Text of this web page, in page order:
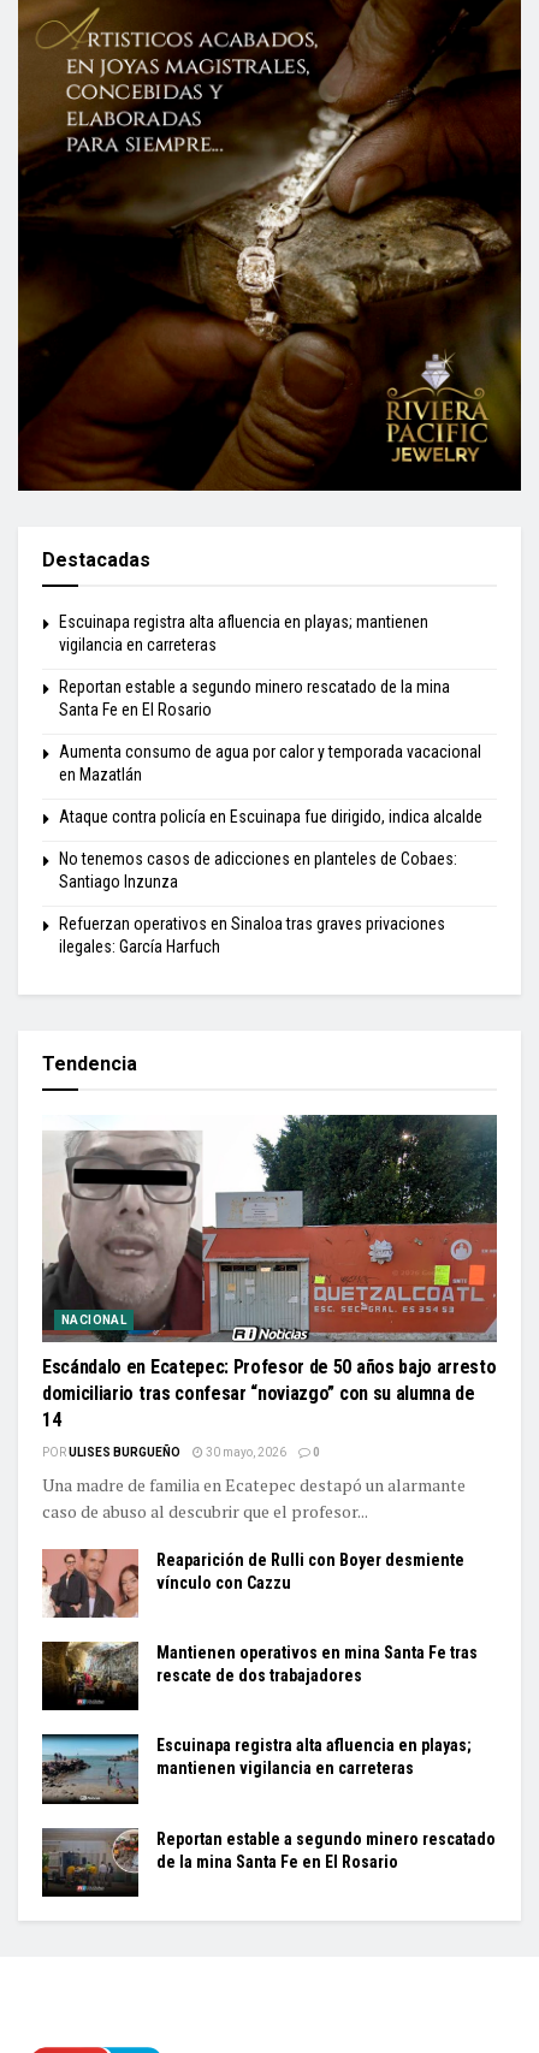
Destacadas
Escuinapa registra alta afluencia en playas; mantienen
vigilancia en carreteras
Reportan estable a segundo minero rescatado de la mina
Santa Fe en El Rosario
Aumenta consumo de agua por calor y temporada vacacional
en Mazatlán
Ataque contra policía en Escuinapa fue dirigido, indica alcalde
No tenemos casos de adicciones en planteles de Cobaes:
Santiago Inzunza
Refuerzan operativos en Sinaloa tras graves privaciones
ilegales: García Harfuch
Tendencia
NACIONAL
Escándalo en Ecatepec: Profesor de 50 años bajo arresto
domiciliario tras confesar “noviazgo” con su alumna de
14
PORULISES BURGUEÑO 30 mayo, 2026 0
Una madre de familia en Ecatepec destapó un alarmante
caso de abuso al descubrir que el profesor...
Reaparición de Rulli con Boyer desmiente
vínculo con Cazzu
Mantienen operativos en mina Santa Fe tras
rescate de dos trabajadores
Escuinapa registra alta afluencia en playas;
mantienen vigilancia en carreteras
Reportan estable a segundo minero rescatado
de la mina Santa Fe en El Rosario